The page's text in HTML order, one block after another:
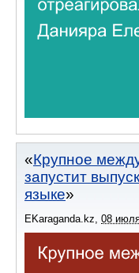
Крупное
запустит
языке
EKaraganda.kz 08